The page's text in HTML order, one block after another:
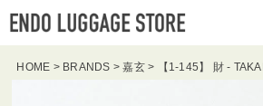
HOME BRANDS 嘉玄 【1-145】 財 -